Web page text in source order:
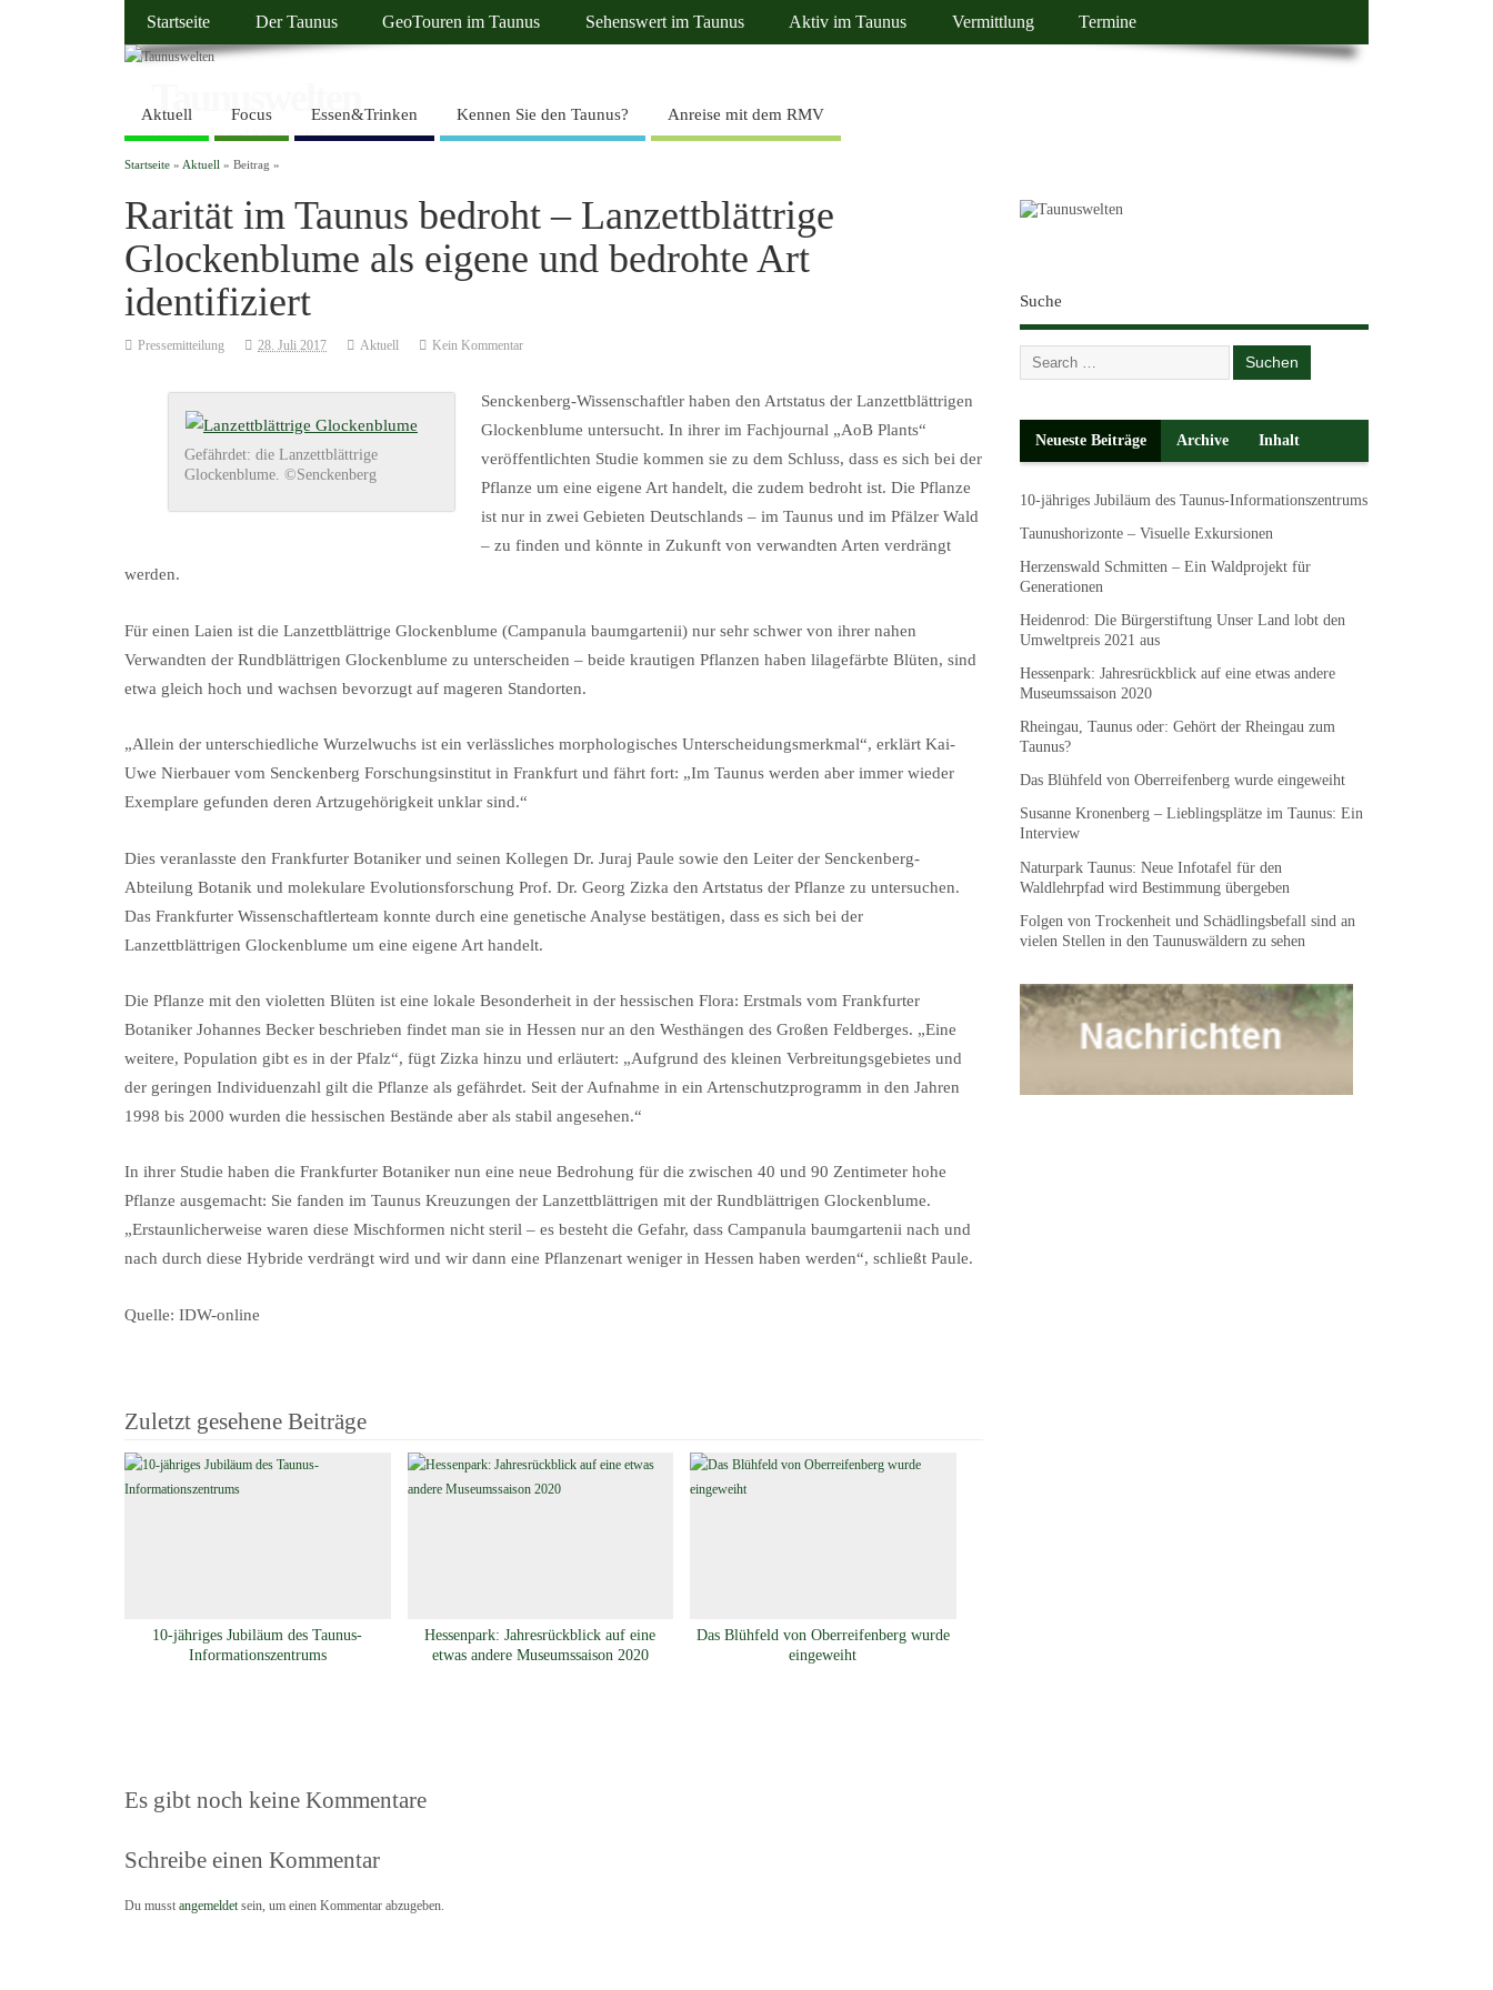
Startseite Der Taunus GeoTouren im Taunus Sehenswert im Taunus Aktiv im Taunus Vermittlung Termine
Taunuswelten
Geotourismus und Kulturlandschaft
Aktuell Focus Essen&Trinken Kennen Sie den Taunus? Anreise mit dem RMV
Startseite » Aktuell » Beitrag »
Rarität im Taunus bedroht – Lanzettblättrige
Glockenblume als eigene und bedrohte Art
identifiziert
Pressemitteilung 28. Juli 2017 Aktuell Kein Kommentar
Gefährdet: die Lanzettblättrige
Glockenblume. ©Senckenberg
Senckenberg-Wissenschaftler haben den Artstatus der Lanzettblättrigen
Glockenblume untersucht. In ihrer im Fachjournal „AoB Plants“
veröffentlichten Studie kommen sie zu dem Schluss, dass es sich bei der
Pflanze um eine eigene Art handelt, die zudem bedroht ist. Die Pflanze
ist nur in zwei Gebieten Deutschlands – im Taunus und im Pfälzer Wald
– zu finden und könnte in Zukunft von verwandten Arten verdrängt
werden.
Für einen Laien ist die Lanzettblättrige Glockenblume (Campanula baumgartenii) nur sehr schwer von ihrer nahen
Verwandten der Rundblättrigen Glockenblume zu unterscheiden – beide krautigen Pflanzen haben lilagefärbte Blüten, sind
etwa gleich hoch und wachsen bevorzugt auf mageren Standorten.
„Allein der unterschiedliche Wurzelwuchs ist ein verlässliches morphologisches Unterscheidungsmerkmal“, erklärt Kai-
Uwe Nierbauer vom Senckenberg Forschungsinstitut in Frankfurt und fährt fort: „Im Taunus werden aber immer wieder
Exemplare gefunden deren Artzugehörigkeit unklar sind.“
Dies veranlasste den Frankfurter Botaniker und seinen Kollegen Dr. Juraj Paule sowie den Leiter der Senckenberg-
Abteilung Botanik und molekulare Evolutionsforschung Prof. Dr. Georg Zizka den Artstatus der Pflanze zu untersuchen.
Das Frankfurter Wissenschaftlerteam konnte durch eine genetische Analyse bestätigen, dass es sich bei der
Lanzettblättrigen Glockenblume um eine eigene Art handelt.
Die Pflanze mit den violetten Blüten ist eine lokale Besonderheit in der hessischen Flora: Erstmals vom Frankfurter
Botaniker Johannes Becker beschrieben findet man sie in Hessen nur an den Westhängen des Großen Feldberges. „Eine
weitere, Population gibt es in der Pfalz“, fügt Zizka hinzu und erläutert: „Aufgrund des kleinen Verbreitungsgebietes und
der geringen Individuenzahl gilt die Pflanze als gefährdet. Seit der Aufnahme in ein Artenschutzprogramm in den Jahren
1998 bis 2000 wurden die hessischen Bestände aber als stabil angesehen.“
In ihrer Studie haben die Frankfurter Botaniker nun eine neue Bedrohung für die zwischen 40 und 90 Zentimeter hohe
Pflanze ausgemacht: Sie fanden im Taunus Kreuzungen der Lanzettblättrigen mit der Rundblättrigen Glockenblume.
„Erstaunlicherweise waren diese Mischformen nicht steril – es besteht die Gefahr, dass Campanula baumgartenii nach und
nach durch diese Hybride verdrängt wird und wir dann eine Pflanzenart weniger in Hessen haben werden“, schließt Paule.
Quelle: IDW-online
Zuletzt gesehene Beiträge
10-jähriges Jubiläum des Taunus-
Informationszentrums
Hessenpark: Jahresrückblick auf eine
etwas andere Museumssaison 2020
Das Blühfeld von Oberreifenberg wurde
eingeweiht
Es gibt noch keine Kommentare
Schreibe einen Kommentar
Du musst angemeldetsein, um einen Kommentar abzugeben.
Suche
Neueste Beiträge Archive Inhalt
10-jähriges Jubiläum des Taunus-Informationszentrums
Taunushorizonte – Visuelle Exkursionen
Herzenswald Schmitten – Ein Waldprojekt für
Generationen
Heidenrod: Die Bürgerstiftung Unser Land lobt den
Umweltpreis 2021 aus
Hessenpark: Jahresrückblick auf eine etwas andere
Museumssaison 2020
Rheingau, Taunus oder: Gehört der Rheingau zum
Taunus?
Das Blühfeld von Oberreifenberg wurde eingeweiht
Susanne Kronenberg – Lieblingsplätze im Taunus: Ein
Interview
Naturpark Taunus: Neue Infotafel für den
Waldlehrpfad wird Bestimmung übergeben
Folgen von Trockenheit und Schädlingsbefall sind an
vielen Stellen in den Taunuswäldern zu sehen